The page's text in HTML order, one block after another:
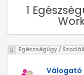
1
Egészségügy /